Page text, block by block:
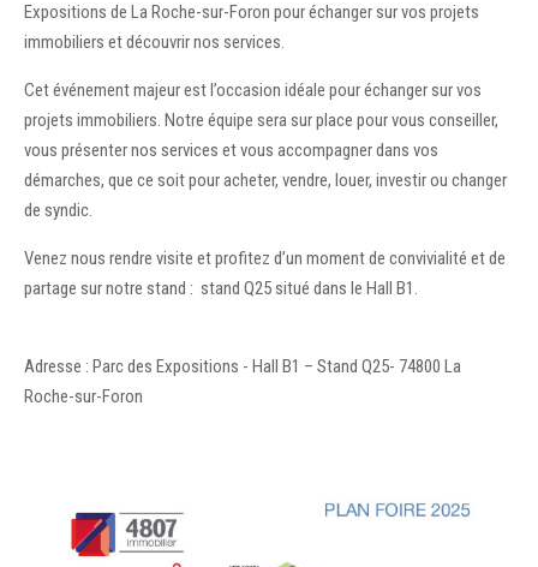
Expositions de La Roche-sur-Foron pour échanger sur vos projets
immobiliers et découvrir nos services.
Cet événement majeur est l’occasion idéale pour échanger sur vos
projets immobiliers. Notre équipe sera sur place pour vous conseiller,
vous présenter nos services et vous accompagner dans vos
démarches, que ce soit pour acheter, vendre, louer, investir ou changer
de syndic.
Venez nous rendre visite et profitez d’un moment de convivialité et de
partage sur notre stand : stand Q25 situé dans le Hall B1.
Adresse : Parc des Expositions - Hall B1 – Stand Q25- 74800 La
Roche-sur-Foron